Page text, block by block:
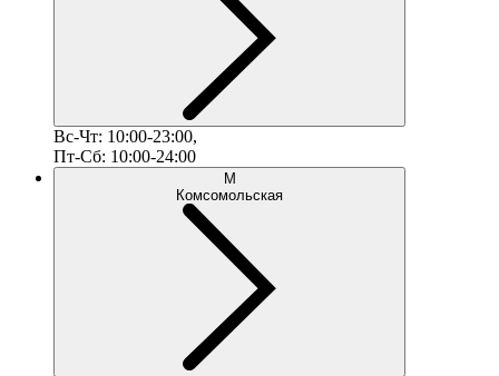
Вс-Чт: 10:00-23:00,
Пт-Сб: 10:00-24:00
М
Комсомольская